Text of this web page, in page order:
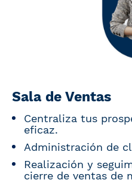
Sala de Ventas
Centraliza tus
eficaz.
Administración de
Realización y
cierre de ventas de